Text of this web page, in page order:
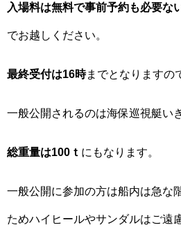
入場料は無料で事前予約も必要な
でお越しください。
最終受付は16時までとなりますの
一般公開されるのは海保巡視艇い
総重量は100ｔ にもなります。
一般公開に参加の方は船内は急な
ためハイヒールやサンダルはご遠